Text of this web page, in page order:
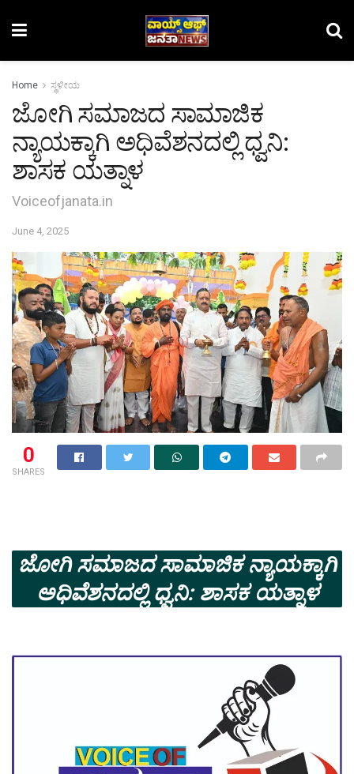
Home ಸ್ಥಳೀಯ
ಜೋಗಿ ಸಮಾಜದ ಸಾಮಾಜಿಕ
ನ್ಯಾಯಕ್ಕಾಗಿ ಅಧಿವೆಶನದಲ್ಲಿ ಧ್ವನಿ:
ಶಾಸಕ ಯತ್ನಾಳ
Voiceofjanata.in
June 4, 2025
0
SHARES
ಜೋಗಿ ಸಮಾಜದ ಸಾಮಾಜಿಕ ನ್ಯಾಯಕ್ಕಾಗಿ
ಅಧಿವೆಶನದಲ್ಲಿ ಧ್ವನಿ: ಶಾಸಕ ಯತ್ನಾಳ